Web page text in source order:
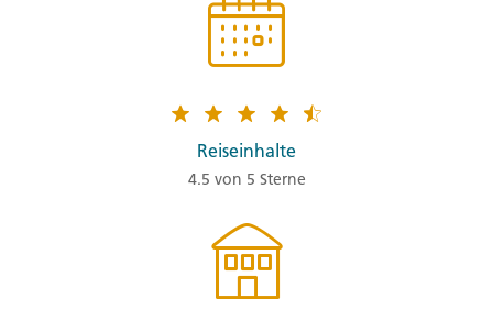
Reiseinhalte
4.5 von 5 Sterne